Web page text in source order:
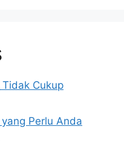
Cukup
Perlu Anda